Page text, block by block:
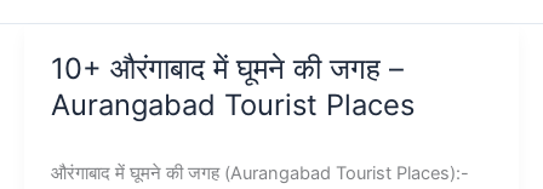
10+ औरंगाबाद में घूमने की जगह –
Aurangabad Tourist Places
औरंगाबाद में घूमने की जगह (Aurangabad Tourist Places):-